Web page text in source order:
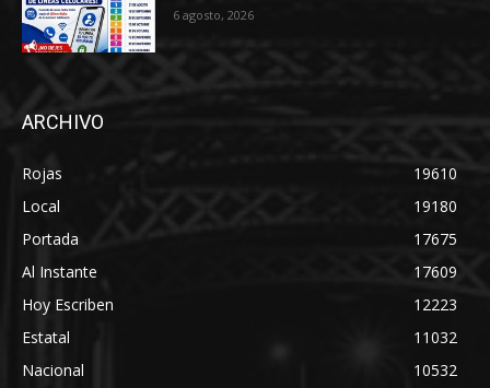
6 agosto, 2026
ARCHIVO
Rojas
19610
Local
19180
Portada
17675
Al Instante
17609
Hoy Escriben
12223
Estatal
11032
Nacional
10532